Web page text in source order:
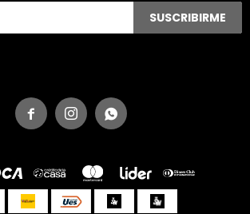
  
SUSCRIBIRME